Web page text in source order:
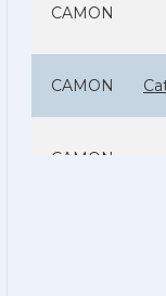
CAMON
CAMON
CAMON